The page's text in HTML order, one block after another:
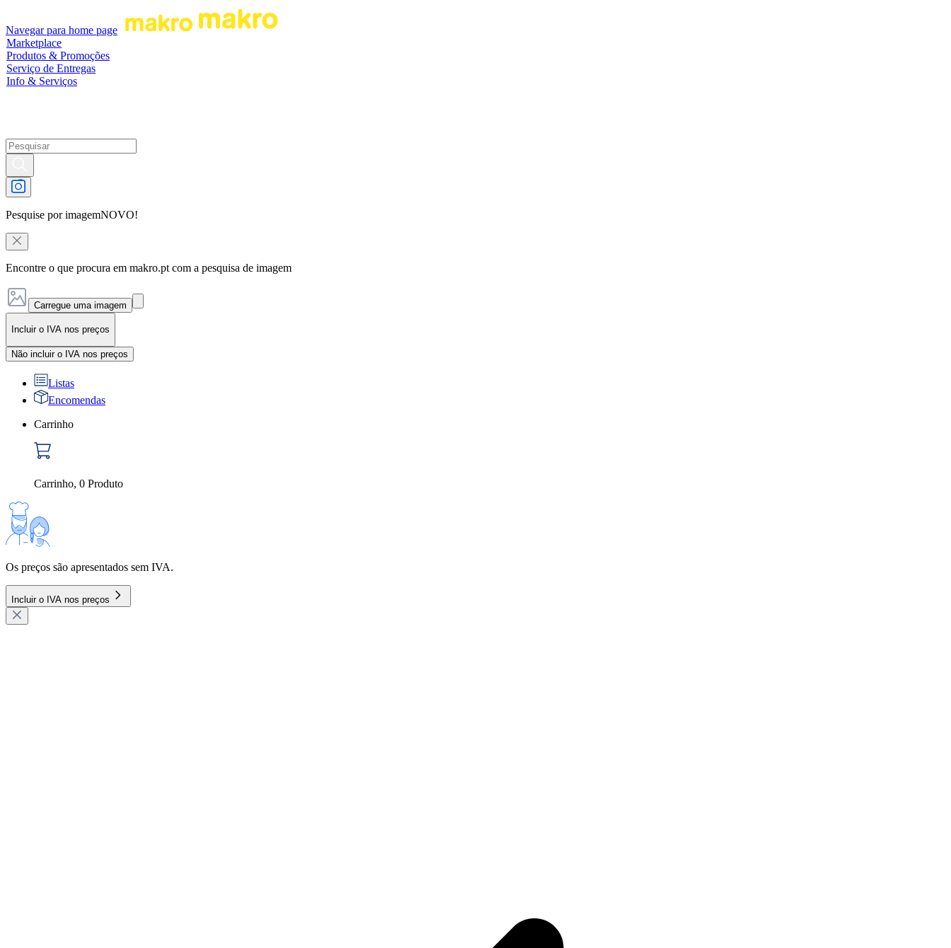
Navegar para home page
Marketplace
Produtos & Promoções
Serviço de Entregas
Info & Serviços
Pesquise por imagemNOVO!
Encontre o que procura em makro.pt com a pesquisa de imagem
Carregue uma imagem
Incluir o IVA nos preços
Não incluir o IVA nos preços
Listas
Encomendas
Carrinho
Carrinho, 0 Produto
Os preços são apresentados sem IVA.
Incluir o IVA nos preços